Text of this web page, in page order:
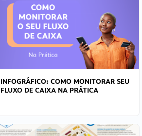
INFOGRÁFICO: COMO MONITORAR SEU
FLUXO DE CAIXA NA PRÁTICA